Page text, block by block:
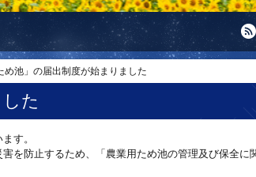
め池」の届出制度が始まりました
た
す。
を防止するため、「農業用ため池の管理及び保全に